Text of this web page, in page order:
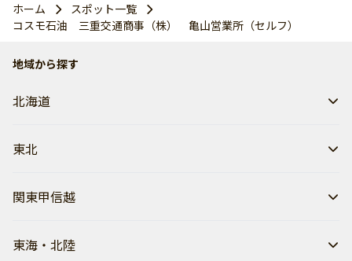
ホーム
スポット一覧
コスモ石油 三重交通商事（株） 亀山営業所（セルフ）
地域から探す
北海道
東北
関東甲信越
東海・北陸